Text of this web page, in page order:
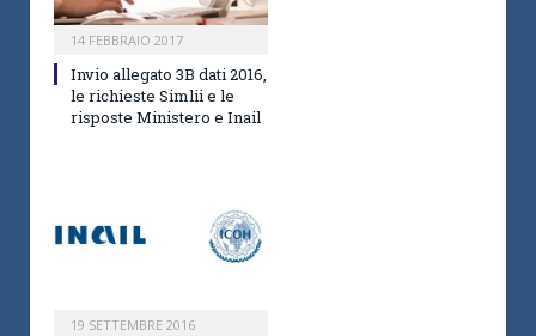
14 FEBBRAIO 2017
Invio allegato 3B dati 2016,
le richieste Simlii e le
risposte Ministero e Inail
19 SETTEMBRE 2016